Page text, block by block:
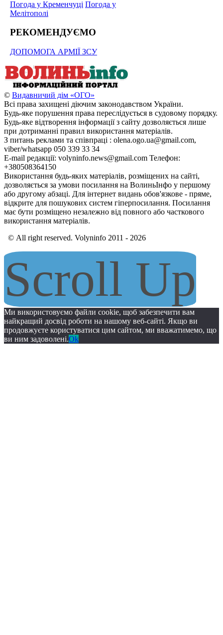
Погода у Кременчуці Погода у
Мелітополі
РЕКОМЕНДУЄМО
ДОПОМОГА АРМІЇ ЗСУ
© Видавничий дім «ОГО»
Всі права захищені діючим законодавством України.
Будь-яке порушення права переслідується в судовому порядку.
Будь-яке відтворення інформації з сайту дозволяється лише
при дотриманні правил використання матеріалів.
З питань реклами та співпраці : olena.ogo.ua@gmail.com,
viber/whatsapp 050 339 33 34
E-mail редакції: volyninfo.news@gmail.com Телефон:
+380508364150
Використання будь-яких матеріалів, розміщених на сайті,
дозволяється за умови посилання на ВолиньІнфо у першому
або другому абзаці. Для інтернет видань обов'язкове - пряме,
відкрите для пошукових систем гіперпосилання. Посилання
має бути розміщено незалежно від повного або часткового
використання матеріалів.
© All right reserved. Volyninfo 2011 - 2026
Scroll Up
Ми використовуємо файли cookie, щоб забезпечити вам
найкращий досвід роботи на нашому веб-сайті. Якщо ви
продовжуєте користуватися цим сайтом, ми вважатимемо, що
ви ним задоволені.Ok